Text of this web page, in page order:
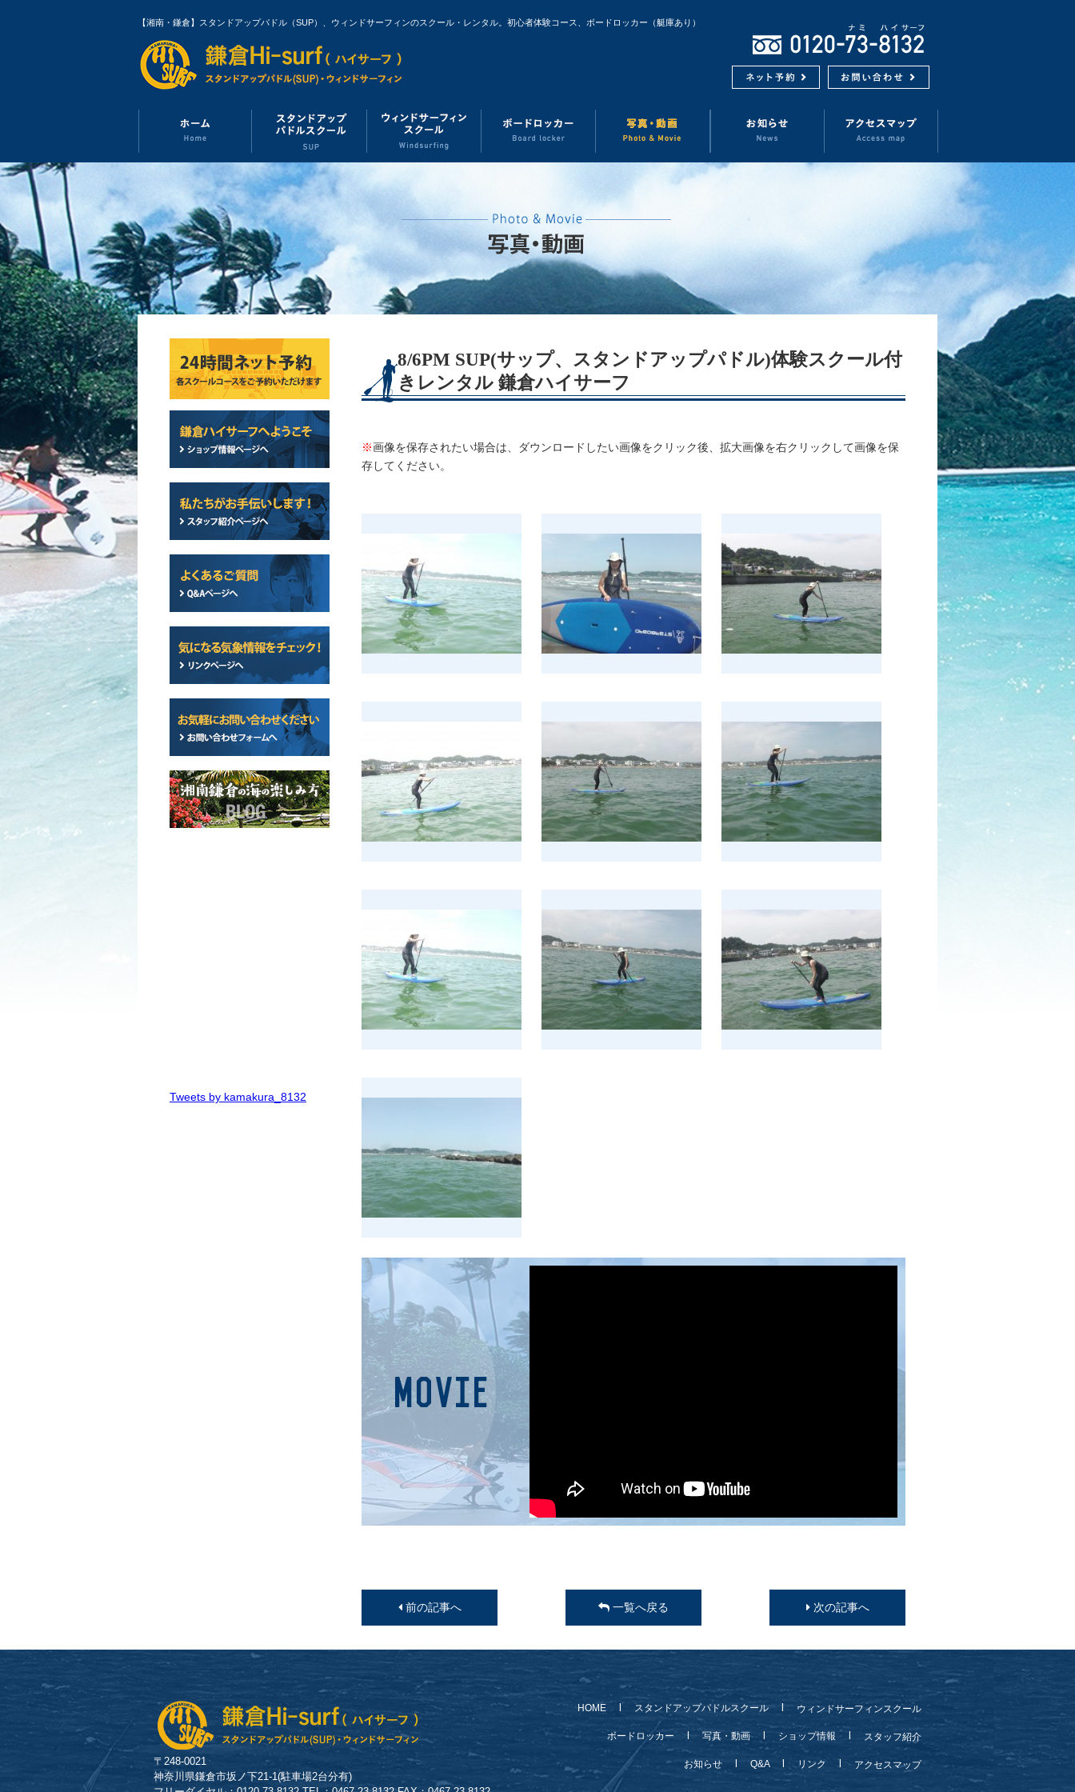
【湘南・鎌倉】スタンドアップパドル（SUP）、ウィンドサーフィンのスクール・レンタル。初心者体験コース、ボードロッカー（艇庫あり）
8/6PM SUP(サップ、スタンドアップパドル)体験スクール付
きレンタル 鎌倉ハイサーフ
※画像を保存されたい場合は、ダウンロードしたい画像をクリック後、拡大画像を右クリックして画像を保
存してください。
前の記事へ 一覧へ戻る 次の記事へ
Tweets by kamakura_8132
〒248-0021
神奈川県鎌倉市坂ノ下21-1(駐車場2台分有)
HOME スタンドアップパドルスクール ウィンドサーフィンスクール
ボードロッカー 写真・動画 ショップ情報 スタッフ紹介
お知らせ Q&A リンク アクセスマップ